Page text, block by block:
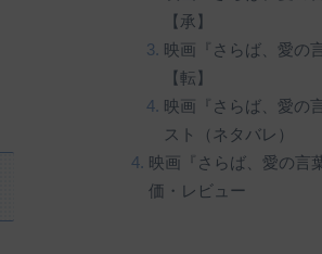
【承】
映画『さらば、愛の
【転】
映画『さらば、愛の
スト（ネタバレ）
映画『さらば、愛の言
価・レビュー